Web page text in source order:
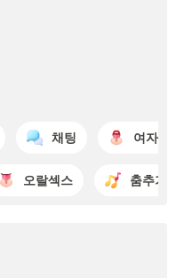
채팅 여자
오랄섹스 춤추기